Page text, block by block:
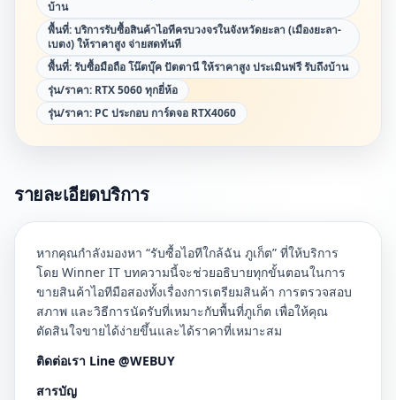
บ้าน
พื้นที่:บริการรับซื้อสินค้าไอทีครบวงจรในจังหวัดยะลา (เมืองยะลา-
เบตง) ให้ราคาสูง จ่ายสดทันที
พื้นที่:รับซื้อมือถือ โน๊ตบุ๊ค ปัตตานี ให้ราคาสูง ประเมินฟรี รับถึงบ้าน
รุ่น/ราคา: RTX 5060 ทุกยี่ห้อ
รุ่น/ราคา: PC ประกอบ การ์ดจอ RTX4060
รายละเอียดบริการ
หากคุณกำลังมองหา “รับซื้อไอทีใกล้ฉัน ภูเก็ต” ที่ให้บริการ
โดย Winner IT บทความนี้จะช่วยอธิบายทุกขั้นตอนในการ
ขายสินค้าไอทีมือสองทั้งเรื่องการเตรียมสินค้า การตรวจสอบ
สภาพ และวิธีการนัดรับที่เหมาะกับพื้นที่ภูเก็ต เพื่อให้คุณ
ตัดสินใจขายได้ง่ายขึ้นและได้ราคาที่เหมาะสม
ติดต่อเรา Line @WEBUY
สารบัญ